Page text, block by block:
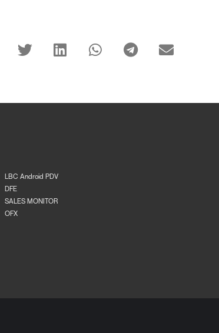
LBC Android PDV
DFE
SALES MONITOR
OFX